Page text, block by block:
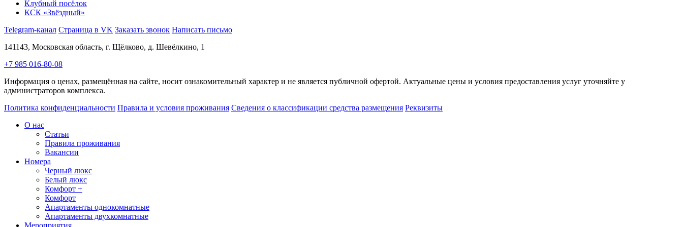
Клубный посёлок
КСК «Звёздный»
Telegram-канал Страница в VK Заказать звонок Написать письмо
141143, Московская область, г. Щёлково, д. Шевёлкино, 1
+7 985 016-80-08
Информация о ценах, размещённая на сайте, носит ознакомительный характер и не является публичной офертой. Актуальные цены и условия предоставления услуг уточняйте у
администраторов комплекса.
Политика конфиденциальности Правила и условия проживания Сведения о классификации средства размещения Реквизиты
О нас
Статьи
Правила проживания
Вакансии
Номера
Черный люкс
Белый люкс
Комфорт +
Комфорт
Апартаменты однокомнатные
Апартаменты двухкомнатные
Мероприятия